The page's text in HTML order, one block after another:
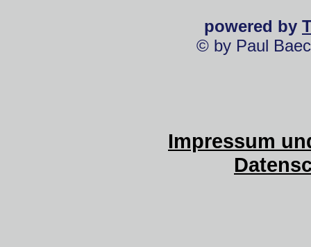
powered by
© by Paul
Impressum